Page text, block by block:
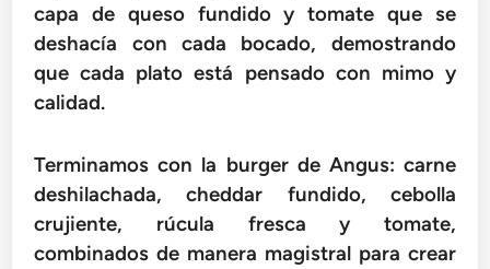
capa de queso fundido y tomate que se
deshacía con cada bocado, demostrando
que cada plato está pensado con mimo y
calidad.
Terminamos con la burger de Angus: carne
deshilachada, cheddar fundido, cebolla
crujiente, rúcula fresca y tomate,
combinados de manera magistral para crear